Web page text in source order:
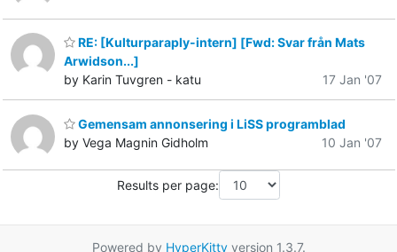
RE: [Kulturparaply-intern] [Fwd: Svar från Mats
Arwidson...]
by Karin Tuvgren - katu
17 Jan '07
Gemensam annonsering i LiSS programblad
by Vega Magnin Gidholm
10 Jan '07
Results per page:
Powered by HyperKittyversion 1.3.7.